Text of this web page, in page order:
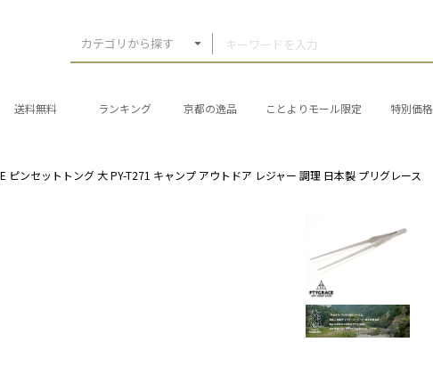
カテゴリから探す
送料無料 ランキング 京都の逸品 ことよりモール限定 特別価格
ピンセットトング 大 PY-T271 キャンプ アウトドア レジャー 調理 日本製 プリグレース